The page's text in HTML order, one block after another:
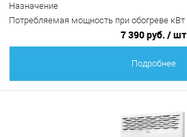
Назначение
Потребляемая мощность при обогреве кВт
7 390 руб. / шт
Подробнее